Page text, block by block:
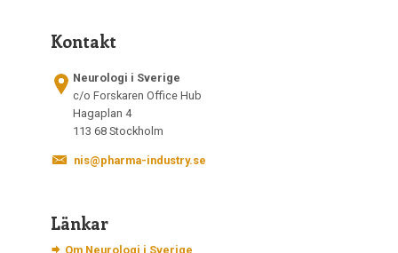
Kontakt
Neurologi i Sverige
c/o Forskaren Office Hub
Hagaplan 4
113 68 Stockholm
nis@pharma-industry.se
Länkar
Om Neurologi i Sverige